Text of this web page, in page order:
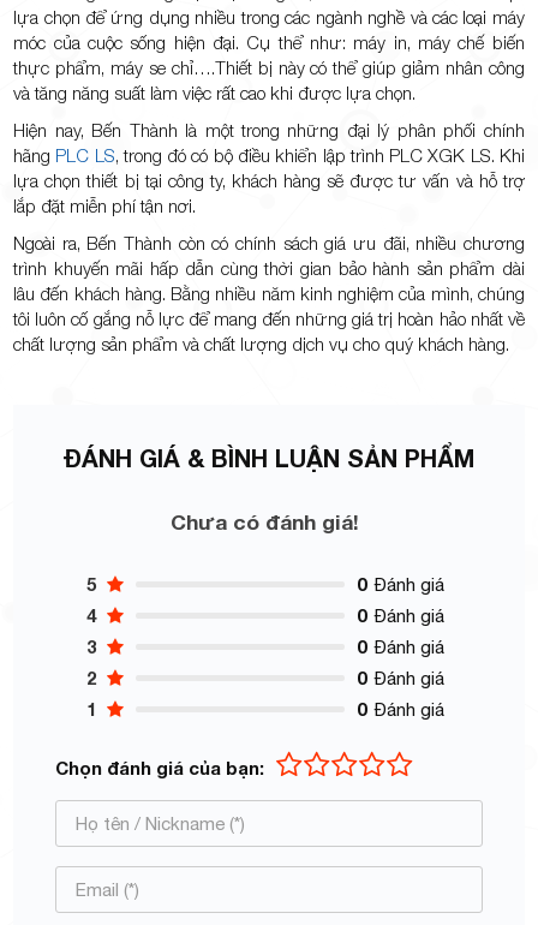
lựa chọn để ứng dụng nhiều trong các ngành nghề và các loại máy
móc của cuộc sống hiện đại. Cụ thể như: máy in, máy chế biến
thực phẩm, máy se chỉ….Thiết bị này có thể giúp giảm nhân công
và tăng năng suất làm việc rất cao khi được lựa chọn.
Hiện nay, Bến Thành là một trong những đại lý phân phối chính
hãng PLC LS, trong đó có bộ điều khiển lập trình PLC XGK LS. Khi
lựa chọn thiết bị tại công ty, khách hàng sẽ được tư vấn và hỗ trợ
lắp đặt miễn phí tận nơi.
Ngoài ra, Bến Thành còn có chính sách giá ưu đãi, nhiều chương
trình khuyến mãi hấp dẫn cùng thời gian bảo hành sản phẩm dài
lâu đến khách hàng. Bằng nhiều năm kinh nghiệm của mình, chúng
tôi luôn cố gắng nỗ lực để mang đến những giá trị hoàn hảo nhất về
chất lượng sản phẩm và chất lượng dịch vụ cho quý khách hàng.
ĐÁNH GIÁ & BÌNH LUẬN SẢN PHẨM
Chưa có đánh giá!
5 0 Đánh giá
4 0 Đánh giá
3 0 Đánh giá
2 0 Đánh giá
1 0 Đánh giá
Chọn đánh giá của bạn: